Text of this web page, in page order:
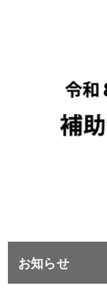
お知らせ